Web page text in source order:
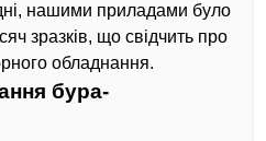
нашими приладами було
зразків, що свідчить про
обладнання.
бура-